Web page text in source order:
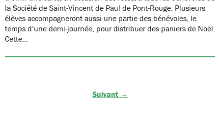
la Société de Saint-Vincent de Paul de Pont-Rouge. Plusieurs
élèves accompagneront aussi une partie des bénévoles, le
temps d’une demi-journée, pour distribuer des paniers de Noël.
Cette…
Suivant →